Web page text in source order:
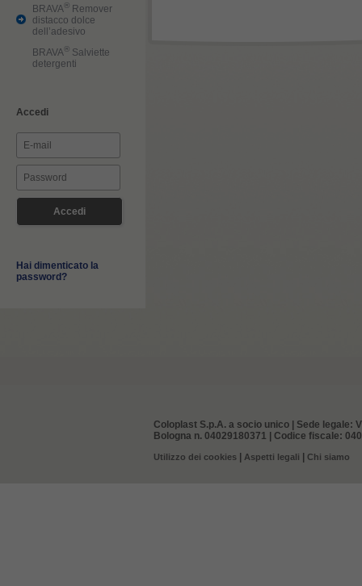
BRAVA®
Remover
distacco dolce
dell’adesivo
BRAVA® Salviette
detergenti
Accedi
Hai dimenticato la
password?
Coloplast S.p.A. a socio unico | Sede legale:
Bologna n. 04029180371 | Codice fiscale:
Utilizzo dei cookies Aspetti legali Chi siamo